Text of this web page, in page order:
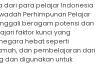
dari para pelajar Indonesia
Perhimpunan Pelajar
beragam potensi dan
faktor kunci yang
hebat seperti
dan pembelajaran dari
dan digunakan untuk